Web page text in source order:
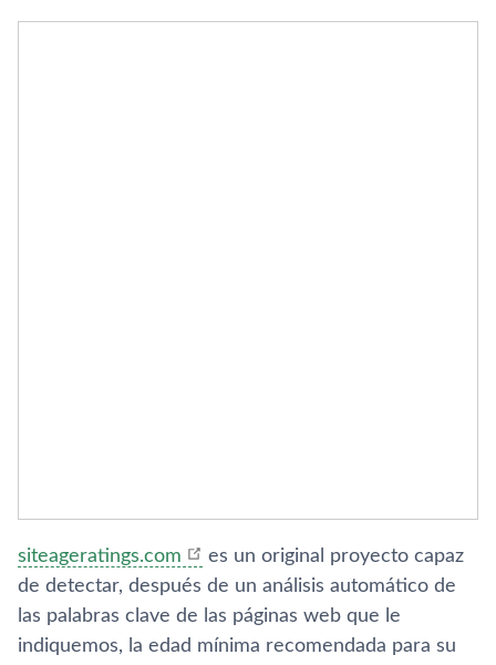
siteageratings.com
es un original proyecto capaz
de detectar, después de un análisis automático de
las palabras clave de las páginas web que le
indiquemos, la edad mí­nima recomendada para su